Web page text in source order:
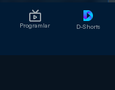
Programlar D-Shorts